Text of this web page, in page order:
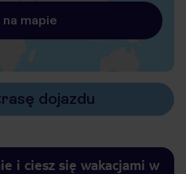
na mapie
dojazdu
i ciesz się wakacjami w